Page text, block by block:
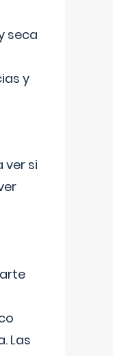
seca
y
ver si
Las